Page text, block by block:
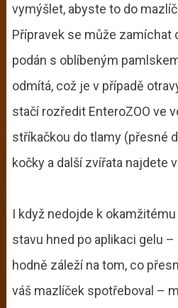
vymýšlet, abyste to do
Přípravek se může zamíchat
podán s oblíbeným
odmítá, což je v případě
stačí rozředit EnteroZOO ve
stříkačkou do tlamy (přesné
kočky a další zvířata najdete
I když nedojde k
stavu hned po aplikaci gelu
hodně záleží na tom, co
váš mazlíček spotřeboval –